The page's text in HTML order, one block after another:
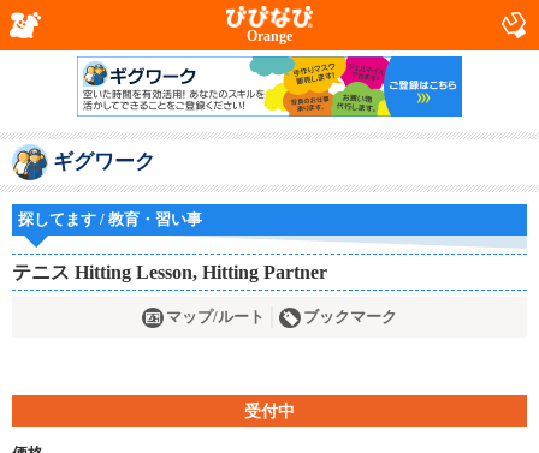
Orange
ギグワーク
探してます / 教育・習い事
テニス Hitting Lesson, Hitting Partner
マップ/ルート ブックマーク
受付中